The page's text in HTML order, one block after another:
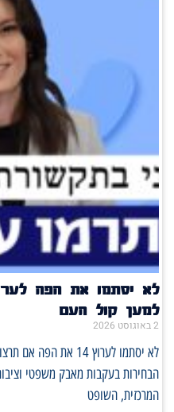
למען קול העם
2 באוגוסט 2026
לא יסתמו לערוץ 14
הבחירות בעקבות מאבק משפטי
המרכזית, השופט